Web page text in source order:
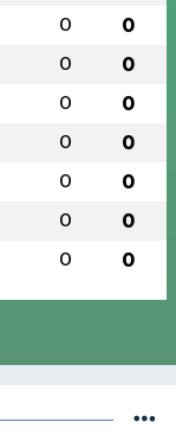
0 0
0 0
0 0
0 0
0 0
0 0
0 0